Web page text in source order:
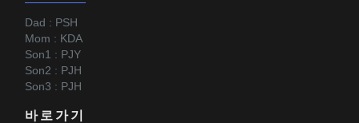
Dad : PSH
Mom : KDA
Son1 : PJY
Son2 : PJH
Son3 : PJH
바로가기